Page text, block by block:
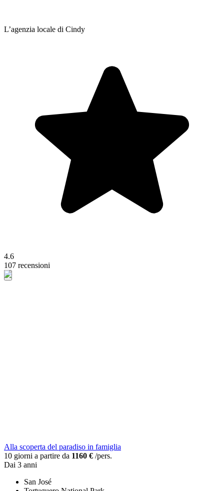
L’agenzia locale di Cindy
4.6
107 recensioni
Alla scoperta del paradiso in famiglia
10 giorni a partire da 1160 € /pers.
Dai 3 anni
San José